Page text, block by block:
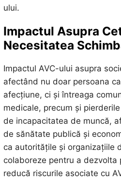
ului.
Impactul Asupra
Necesitatea
Impactul AVC-ului asupra
afectând nu doar persoana
afecțiune, ci și întreaga
medicale, precum și
de incapacitatea de muncă,
de sănătate publică și
ca autoritățile și organizațiile
colaboreze pentru a dezvolta
reducă riscurile asociate cu